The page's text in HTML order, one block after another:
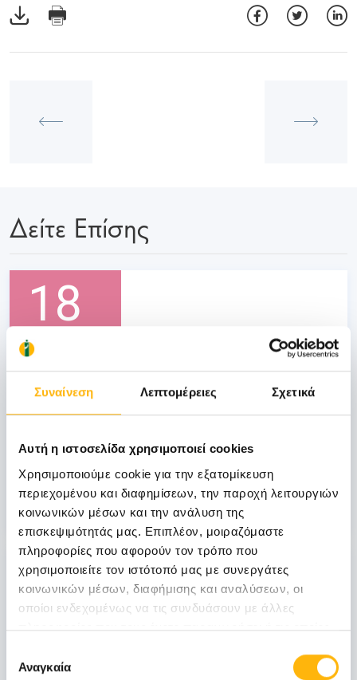
Συναίνεση Λεπτομέρειες Σχετικά
Αυτή η ιστοσελίδα χρησιμοποιεί cookies
Χρησιμοποιούμε cookie για την εξατομίκευση
περιεχομένου και διαφημίσεων, την παροχή λειτουργιών
κοινωνικών μέσων και την ανάλυση της
επισκεψιμότητάς μας. Επιπλέον, μοιραζόμαστε
πληροφορίες που αφορούν τον τρόπο που
χρησιμοποιείτε τον ιστότοπό μας με συνεργάτες
κοινωνικών μέσων, διαφήμισης και αναλύσεων, οι
οποίοι ενδεχομένως να τις συνδυάσουν με άλλες
πληροφορίες που τους έχετε παραχωρήσει ή τις οποίες
των υπηρεσιών τους.
συγκατάθεσης
Αναγκαία
Δείτε Επίσης
18
Ιανουαρίου
ΜΑΙΕΥΤΙΚΗ - ΓΥΝΑΙΚΟΛΟΓΙΚΗ
Γυναικολογίας & Χειρουργικής ΙΑΣΩ &
ΙΑΣΩ Θεσσαλίας, 18.01.14, ΙΑΣΩ
Θεσσαλίας, Λάρισα
Μάθετε Περισσότερα
18
Ιανουαρίου
ΜΑΙΕΥΤΙΚΗ - ΓΥΝΑΙΚΟΛΟΓΙΚΗ